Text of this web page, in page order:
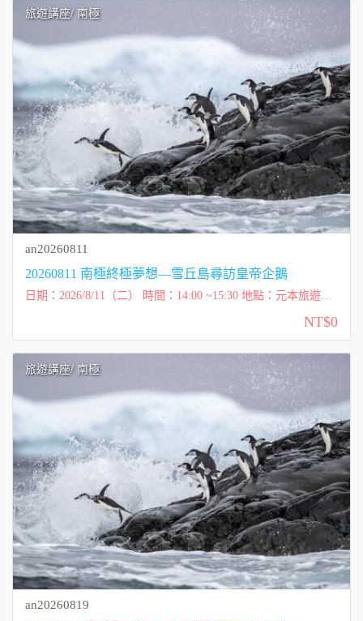
旅遊講座/ 南極
an20260811
20260811 南極終極夢想—雪丘島尋訪皇帝企鵝
日期：2026/8/11（二） 時間：14:00 ~15:30 地點：元本旅遊
NT$0
旅遊講座/ 南極
an20260819